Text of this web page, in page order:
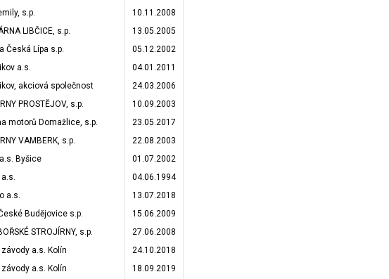
s.p.
10.11.2008
LIBČICE, s.p.
13.05.2005
Česká Lípa s.p.
05.12.2002
a.s.
04.01.2011
akciová společnost
24.03.2006
PROSTĚJOV, s.p.
10.09.2003
motorů Domažlice, s.p.
23.05.2017
VAMBERK, s.p.
22.08.2003
Byšice
01.07.2002
04.06.1994
a.s.
13.07.2018
Budějovice s.p.
15.06.2009
STROJÍRNY, s.p.
27.06.2008
závody a.s. Kolín
24.10.2018
závody a.s. Kolín
18.09.2019